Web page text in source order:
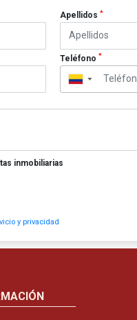
Apellidos *
Teléfono *
▼
inmobiliarias
y privacidad